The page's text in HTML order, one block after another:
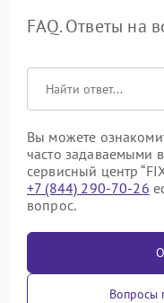
FAQ. Ответы на
Вы можете
часто задаваемыми
сервисный центр
+7 (844) 290-70-26
вопрос.
Вопросы